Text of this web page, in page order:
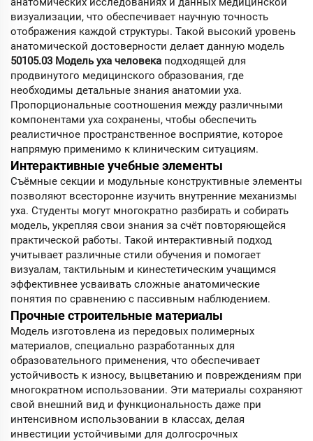
визуализации, что обеспечивает научную точность
отображения каждой структуры. Такой высокий уровень
анатомической достоверности делает данную модель
50105.03 Модель уха человека подходящей для
продвинутого медицинского образования, где
необходимы детальные знания анатомии уха.
Пропорциональные соотношения между различными
компонентами уха сохранены, чтобы обеспечить
реалистичное пространственное восприятие, которое
напрямую применимо к клиническим ситуациям.
Интерактивные учебные элементы
Съёмные секции и модульные конструктивные элементы
позволяют всесторонне изучить внутренние механизмы
уха. Студенты могут многократно разбирать и собирать
модель, укрепляя свои знания за счёт повторяющейся
практической работы. Такой интерактивный подход
учитывает различные стили обучения и помогает
визуалам, тактильным и кинестетическим учащимся
эффективнее усваивать сложные анатомические
понятия по сравнению с пассивным наблюдением.
Прочные строительные материалы
Модель изготовлена из передовых полимерных
материалов, специально разработанных для
образовательного применения, что обеспечивает
устойчивость к износу, выцветанию и повреждениям при
многократном использовании. Эти материалы сохраняют
свой внешний вид и функциональность даже при
интенсивном использовании в классах, делая
инвестиции устойчивыми для долгосрочных